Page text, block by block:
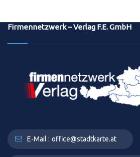
Firmennetzwerk – Verlag F.E. GmbH
E-Mail : office@stadtkarte.at